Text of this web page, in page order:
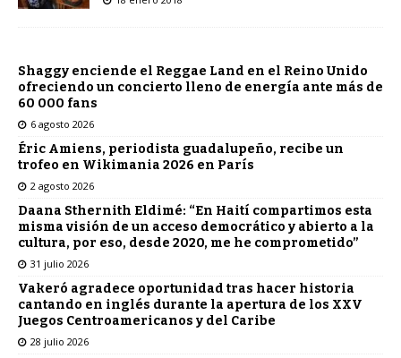
Shaggy enciende el Reggae Land en el Reino Unido
ofreciendo un concierto lleno de energía ante más de
60 000 fans
6 agosto 2026
Éric Amiens, periodista guadalupeño, recibe un
trofeo en Wikimania 2026 en París
2 agosto 2026
Daana Sthernith Eldimé: “En Haití compartimos esta
misma visión de un acceso democrático y abierto a la
cultura, por eso, desde 2020, me he comprometido”
31 julio 2026
Vakeró agradece oportunidad tras hacer historia
cantando en inglés durante la apertura de los XXV
Juegos Centroamericanos y del Caribe
28 julio 2026